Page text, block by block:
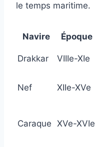
le temps maritime.
Navire Époque
Drakkar VIIIe-XIe
Nef XIIe-XVe
Caraque XVe-XVIe